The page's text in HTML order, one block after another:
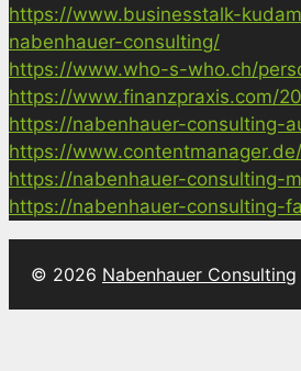
https://www.businesstalk-
nabenhauer-consulting/
https://www.who-s-who.ch/
https://www.finanzpraxis.com/
https://nabenhauer-consulting-
https://
https://nabenhauer-consulting-
https://nabenhauer-consulting-
© 2026 Nabenhauer Consulting